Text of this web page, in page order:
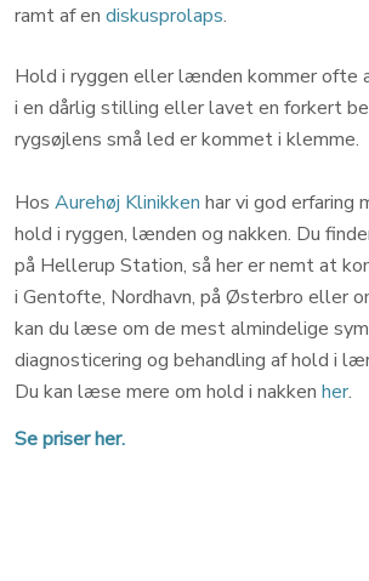
ramt af endiskusprolaps.
​Hold i ryggen eller lænden kommer ofte
i en dårlig stilling eller lavet en forkert
rygsøjlens små led er kommet i klemme.
HosAurehøj Klinikken har vi god erfaring
hold i ryggen, lænden og nakken. Du
på Hellerup Station, så her er nemt at
i Gentofte, Nordhavn, på Østerbro eller
kan du læse om de mest almindelige
diagnosticering og behandling af hold i
Du kan læse mere om hold i nakkenher.
Se priser her.​